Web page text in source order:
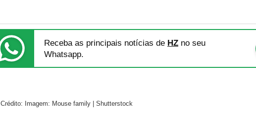
Receba as principais notícias de HZ no seu
Whatsapp.
Crédito: Imagem: Mouse family | Shutterstock